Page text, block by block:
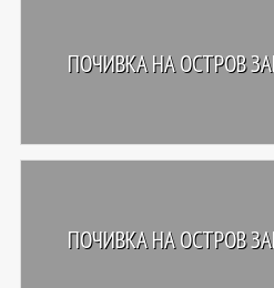
ПОЧИВКА НА ОСТРОВ
ПОЧИВКА НА ОСТРОВ